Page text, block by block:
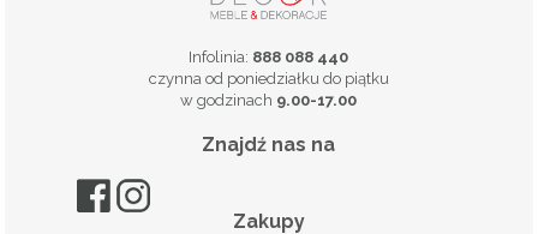
Infolinia: 888 088 440
czynna od poniedziałku do piątku
w godzinach 9.00-17.00
Znajdź nas na
Zakupy